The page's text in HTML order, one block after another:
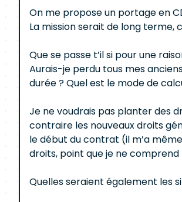
On me propose un portage en
La mission serait de long terme,
Que se passe t’il si pour une
Aurais-je perdu tous mes
durée ? Quel est le mode de
Je ne voudrais pas planter des
contraire les nouveaux droits
le début du contrat (il m’a
droits, point que je ne comprend
Quelles seraient également les